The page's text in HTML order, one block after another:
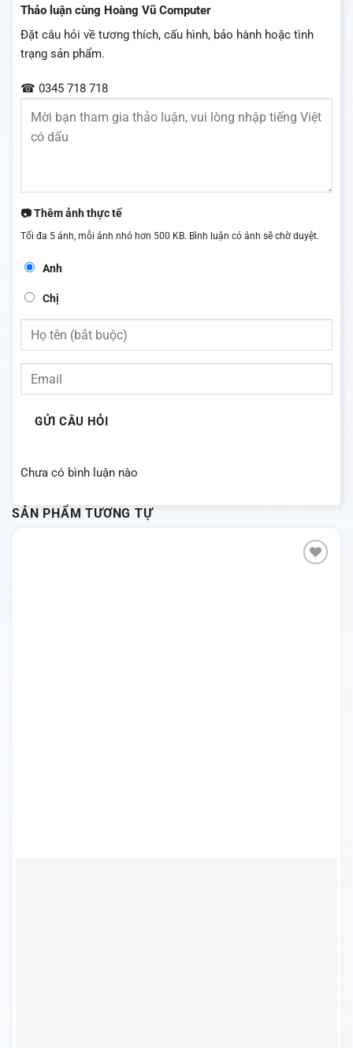
Thảo luận cùng Hoàng Vũ Computer
Đặt câu hỏi về tương thích, cấu hình, bảo hành hoặc tình
trạng sản phẩm.
☎ 0345 718 718
📷 Thêm ảnh thực tế
Tối đa 5 ảnh, mỗi ảnh nhỏ hơn 500 KB. Bình luận có ảnh sẽ chờ duyệt.
Anh
Chị
GỬI CÂU HỎI
Chưa có bình luận nào
SẢN PHẨM TƯƠNG TỰ